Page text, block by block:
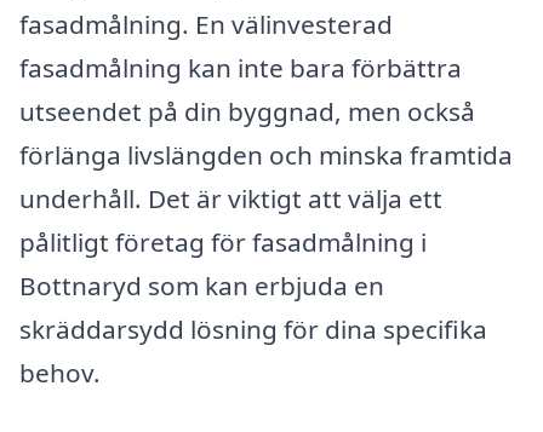
fasadmålning. En välinvesterad
fasadmålning kan inte bara förbättra
utseendet på din byggnad, men också
förlänga livslängden och minska framtida
underhåll. Det är viktigt att välja ett
pålitligt företag för fasadmålning i
Bottnaryd som kan erbjuda en
skräddarsydd lösning för dina specifika
behov.